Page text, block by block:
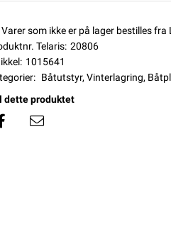
Varer som ikke er på lager bestilles fra
Telaris: 20806
1015641
Båtutstyr, Vinterlagring,
dette produktet